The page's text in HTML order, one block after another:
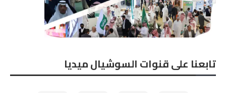
تابعنا على قنوات السوشيال ميديا